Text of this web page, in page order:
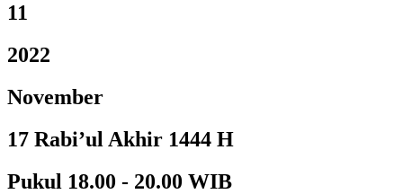
11
2022
November
17 Rabi’ul Akhir 1444 H
Pukul 18.00 - 20.00 WIB